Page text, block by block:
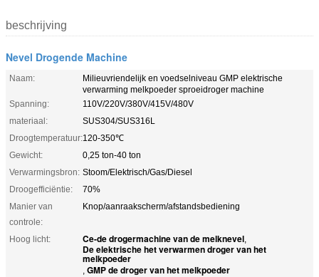
beschrijving
Nevel Drogende Machine
Naam:
Milieuvriendelijk en voedselniveau GMP elektrische
verwarming melkpoeder sproeidroger machine
Spanning:
110V/220V/380V/415V/480V
materiaal:
SUS304/SUS316L
Droogtemperatuur:120-350℃
Gewicht:
0,25 ton-40 ton
Verwarmingsbron: Stoom/Elektrisch/Gas/Diesel
Droogefficiëntie:
70%
Manier van
controle:
Knop/aanraakscherm/afstandsbediening
Hoog licht: Ce-de drogermachine van de melknevel,
De elektrische het verwarmen droger van het
melkpoeder
, GMP de droger van het melkpoeder